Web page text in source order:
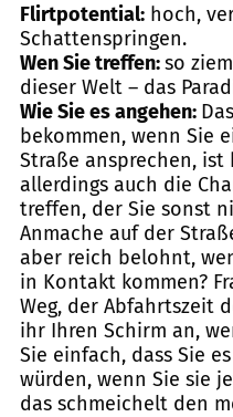
Flirtpotential: hoch,
Schattenspringen.
Wen Sie treffen:so
dieser Welt – das
Wie Sie es angehen:
bekommen, wenn Sie
Straße ansprechen,
allerdings auch die
treffen, der Sie sonst
Anmache auf der
aber reich belohnt,
in Kontakt kommen?
Weg, der Abfahrtszeit
ihr Ihren Schirm an,
Sie einfach, dass Sie
würden, wenn Sie sie
das schmeichelt den